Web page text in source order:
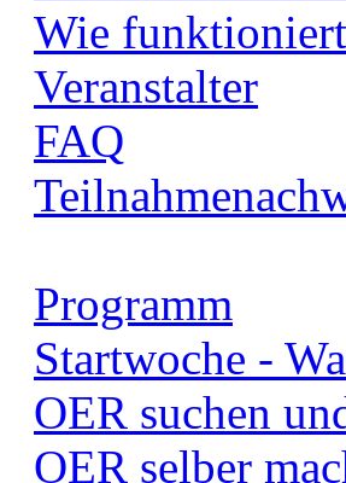
Wie
Veranstalter
FAQ
Programm
Startwoche -
OER suchen
OER selber